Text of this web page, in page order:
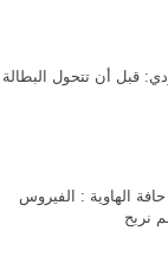
قبل أن تتحول البطالة
الهاوية : الفيروس
نربح